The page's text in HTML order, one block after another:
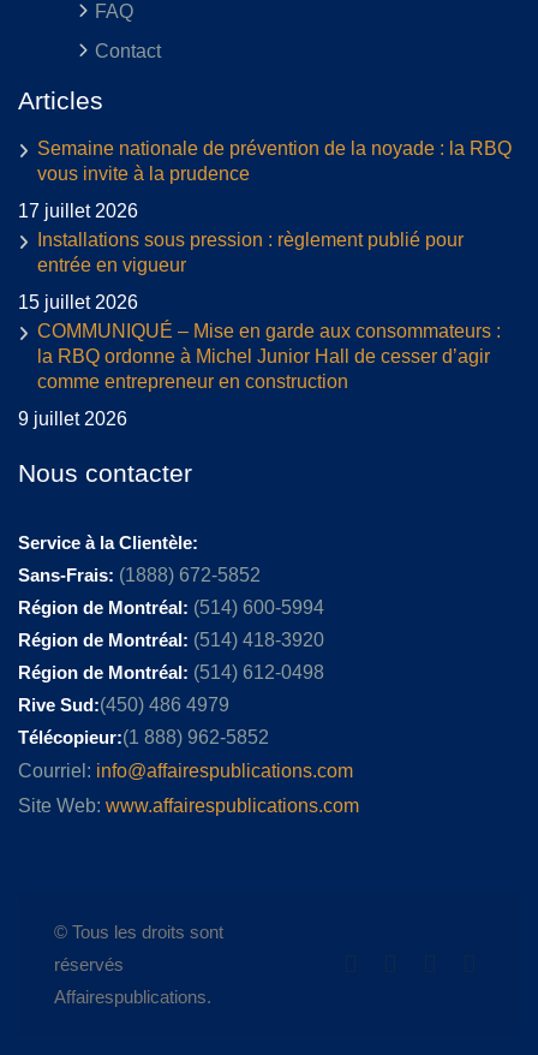
FAQ
Contact
Articles
Semaine nationale de prévention de la noyade : la RBQ
vous invite à la prudence
17 juillet 2026
Installations sous pression : règlement publié pour
entrée en vigueur
15 juillet 2026
COMMUNIQUÉ – Mise en garde aux consommateurs :
la RBQ ordonne à Michel Junior Hall de cesser d’agir
comme entrepreneur en construction
9 juillet 2026
Nous contacter
Service à la Clientèle:
Sans-Frais: (1888) 672-5852
Région de Montréal: (514) 600-5994
Région de Montréal: (514) 418-3920
Région de Montréal: (514) 612-0498
Rive Sud:(450) 486 4979
Télécopieur:(1 888) 962-5852
Courriel: info@affairespublications.com
Site Web: www.affairespublications.com
© Tous les droits sont
réservés
Affairespublications.